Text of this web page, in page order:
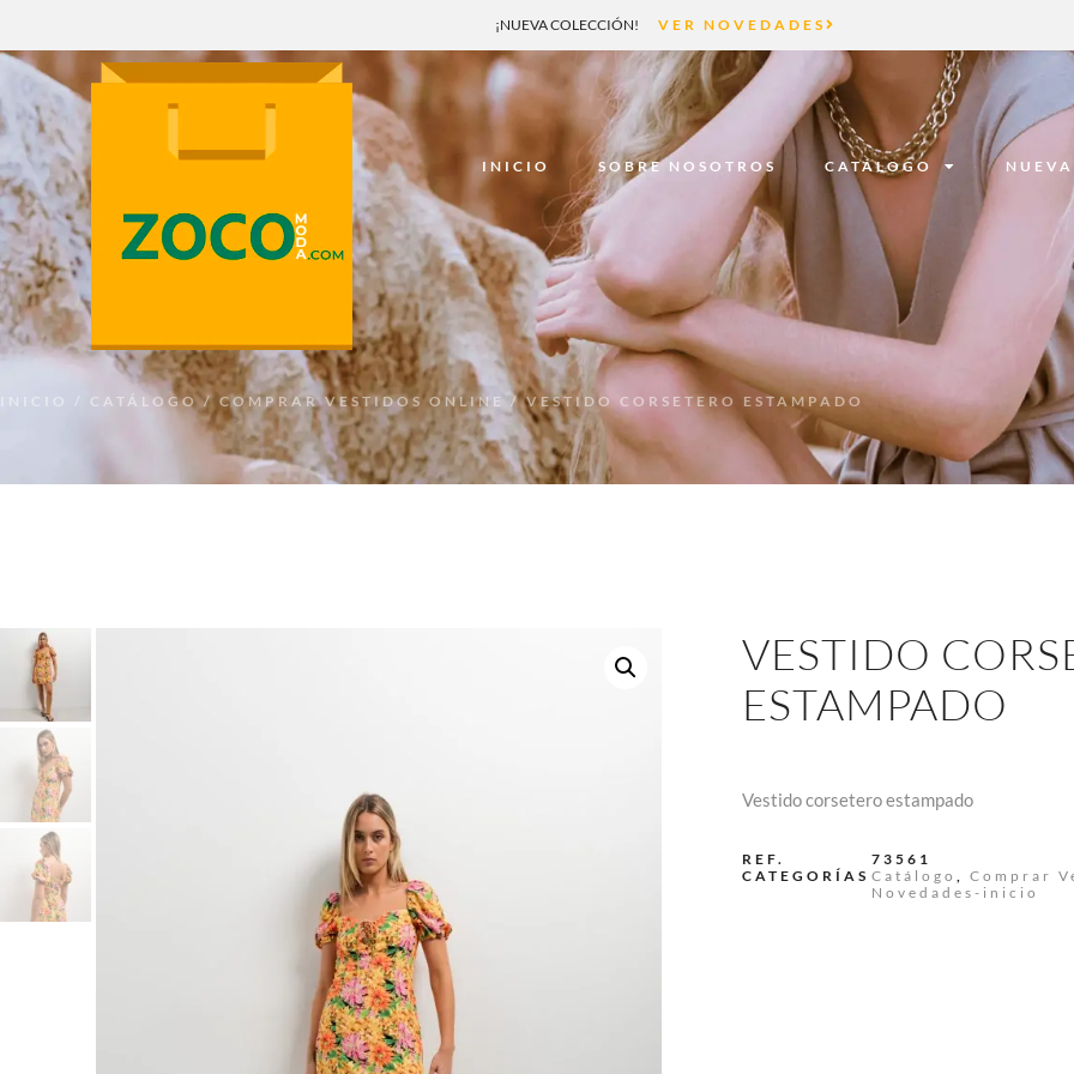
¡NUEVA COLECCIÓN! VER NOVEDADES
INICIO SOBRE NOSOTROS CATÁLOGO
INICIO / CATÁLOGO / COMPRAR VESTIDOS ONLINE / VESTIDO CORSETERO ESTAMPADO
VESTIDO
ESTAMPADO
Vestido corsetero estampado
REF.
73561
CATEGORÍAS Catálogo , Comprar
Novedades-inicio